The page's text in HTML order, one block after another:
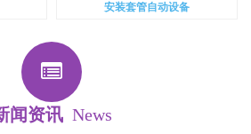
安装套管自动设备
闻资讯 News